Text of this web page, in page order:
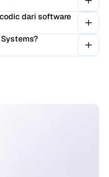
dari software